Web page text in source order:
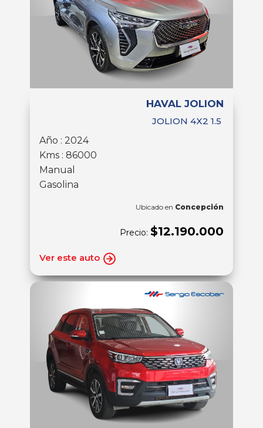
HAVAL JOLION
JOLION 4X2 1.5
Año : 2024
Kms : 86000
Manual
Gasolina
Ubicado en Concepción
Precio: $12.190.000
Ver este auto